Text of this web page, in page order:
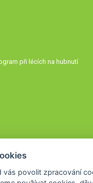
při lécích na hubnutí
vás povolit zpracování